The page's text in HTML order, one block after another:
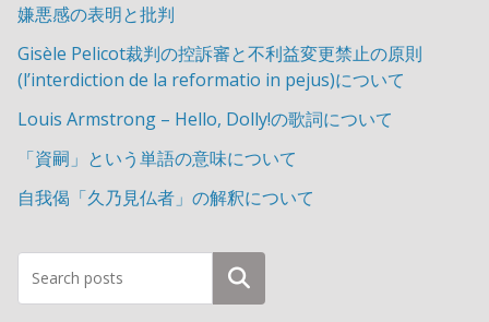
嫌悪感の表明と批判
Gisèle Pelicot裁判の控訴審と不利益変更禁止の原則
(l’interdiction de la reformatio in pejus)について
Louis Armstrong – Hello, Dolly!の歌詞について
「資嗣」という単語の意味について
自我偈「久乃見仏者」の解釈について
検索